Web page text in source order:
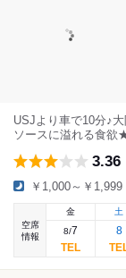
USJより車で10分♪
ソースに溢れる食欲
3.36
￥1,000～￥1,999
空席
情報
金
8/7
土
8